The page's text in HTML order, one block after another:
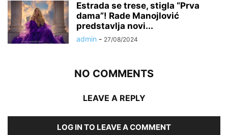
Estrada se trese, stigla “Prva
dama”! Rade Manojlović
predstavlja novi...
admin - 27/08/2024
NO COMMENTS
LEAVE A REPLY
LOG IN TO LEAVE A COMMENT